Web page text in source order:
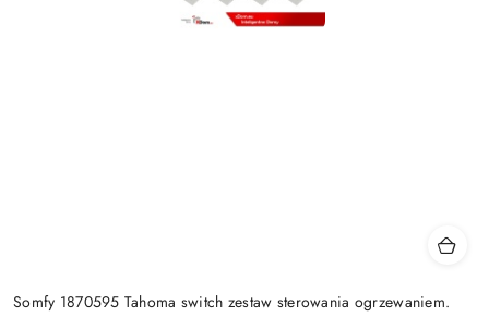
Somfy 1870595 Tahoma switch zestaw sterowania ogrzewaniem.